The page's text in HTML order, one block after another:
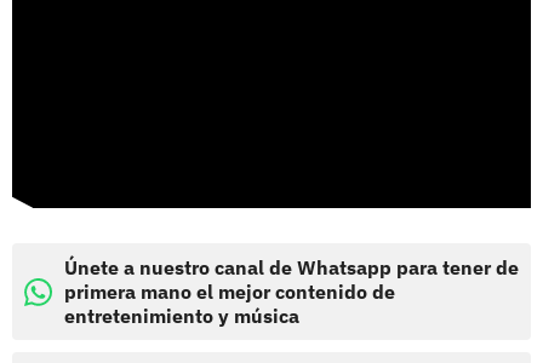
Únete a nuestro canal de Whatsapp para tener de
primera mano el mejor contenido de
entretenimiento y música